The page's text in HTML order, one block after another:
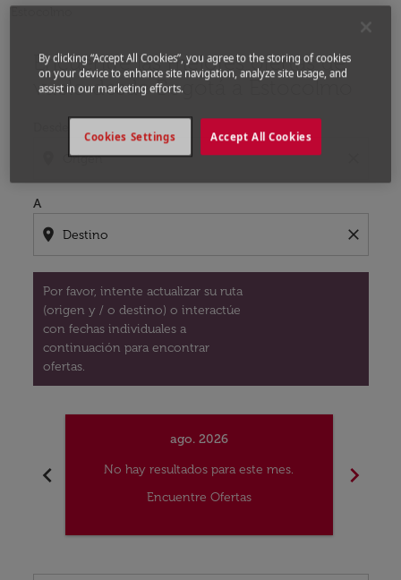
Encuentre las mejores ofertas de
vuelo desde Bogotá a Estocolmo
A
location_on close
Por favor, intente actualizar su ruta
(origen y / o destino) o interactúe
con fechas individuales a
continuación para encontrar
ofertas.
Por favor, intente actualizar su ruta (origen y / o
chevron_left
ago. 2026
No hay resultados para este mes.
Encuentre Ofertas
chevron_right
By clicking “Accept All Cookies”, you agree to the storing of cookies
on your device to enhance site navigation, analyze site usage, and
assist in our marketing efforts.
Accept All Cookies
Cookies Settings